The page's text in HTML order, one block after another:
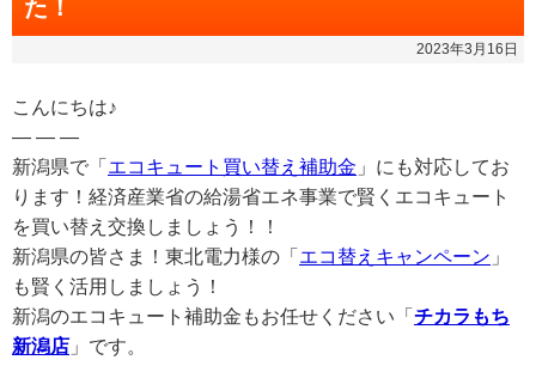
た！
2023年3月16日
こんにちは♪
— — —
新潟県で「 エコキュート買い替え補助金 」にも対応してお
ります！経済産業省の給湯省エネ事業で賢くエコキュート
を買い替え交換しましょう！！
新潟県の皆さま！東北電力様の「 エコ替えキャンペーン 」
も賢く活用しましょう！
新潟のエコキュート補助金もお任せください「 チカラもち
新潟店 」です。